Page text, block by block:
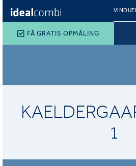
FÅ GRATIS OPMÅLING
1